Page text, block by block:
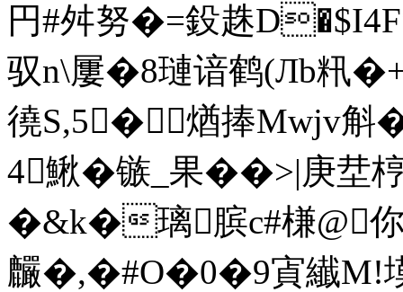
円#舛努 �=鈠趎
驭n\屢�8璉谙鹤(Лb籸
徺S,5�煪捧Mwjv斛
4鰍�镞_果��>|庚坓
�&k�璃膑c#槏@
麣�,�#O�0�9寊纎M!